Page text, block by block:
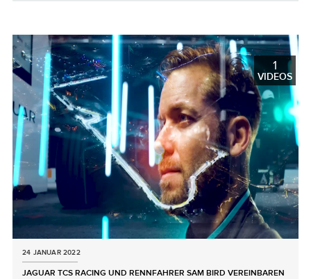
LINKEDIN
SHARE 1
VIDEOS
24 JANUAR 2022
JAGUAR TCS RACING UND RENNFAHRER SAM BIRD VEREINBAREN